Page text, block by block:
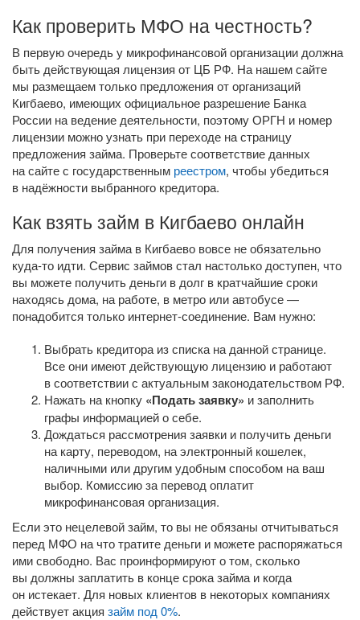
Как проверить МФО на честность?
В первую очередь у микрофинансовой организации должна
быть действующая лицензия от ЦБ РФ. На нашем сайте
мы размещаем только предложения от организаций
Кигбаево, имеющих официальное разрешение Банка
России на ведение деятельности, поэтому ОРГН и номер
лицензии можно узнать при переходе на страницу
предложения займа. Проверьте соответствие данных
на сайте с государственным реестром, чтобы убедиться
в надёжности выбранного кредитора.
Как взять займ в Кигбаево онлайн
Для получения займа в Кигбаево вовсе не обязательно
куда-то идти. Сервис займов стал настолько доступен, что
вы можете получить деньги в долг в кратчайшие сроки
находясь дома, на работе, в метро или автобусе —
понадобится только интернет-соединение. Вам нужно:
Выбрать кредитора из списка на данной странице.
Все они имеют действующую лицензию и работают
в соответствии с актуальным законодательством РФ.
Нажать на кнопку «Подать заявку» и заполнить
графы информацией о себе.
Дождаться рассмотрения заявки и получить деньги
на карту, переводом, на электронный кошелек,
наличными или другим удобным способом на ваш
выбор. Комиссию за перевод оплатит
микрофинансовая организация.
Если это нецелевой займ, то вы не обязаны отчитываться
перед МФО на что тратите деньги и можете распоряжаться
ими свободно. Вас проинформируют о том, сколько
вы должны заплатить в конце срока займа и когда
он истекает. Для новых клиентов в некоторых компаниях
действует акция займ под 0%.